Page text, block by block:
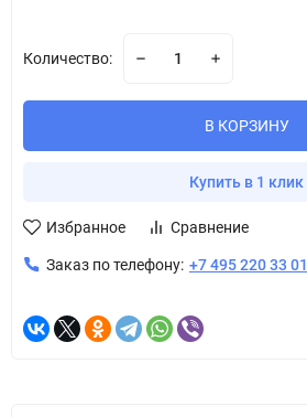
Количество:
В КОРЗИНУ
Купить в 1 клик
Избранное Сравнение
Заказ по телефону: +7 495 220 33 01